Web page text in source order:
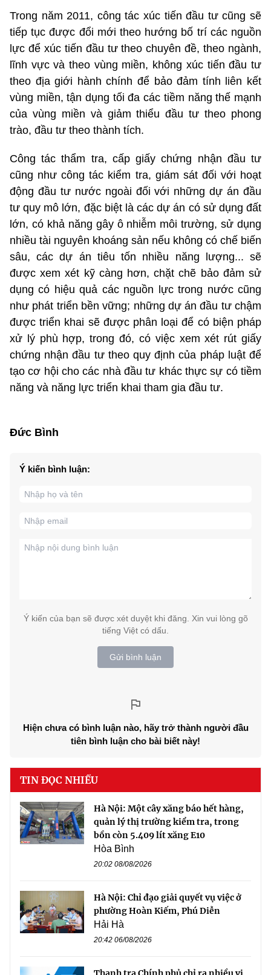
Trong năm 2011, công tác xúc tiến đầu tư cũng sẽ
tiếp tục được đổi mới theo hướng bố trí các nguồn
lực để xúc tiến đầu tư theo chuyên đề, theo ngành,
lĩnh vực và theo vùng miền, không xúc tiến đầu tư
theo địa giới hành chính để bảo đảm tính liên kết
vùng miền, tận dụng tối đa các tiềm năng thế mạnh
của vùng miền và giảm thiểu đầu tư theo phong
trào, đầu tư theo thành tích.
Công tác thẩm tra, cấp giấy chứng nhận đầu tư
cũng như công tác kiểm tra, giám sát đối với hoạt
động đầu tư nước ngoài đối với những dự án đầu
tư quy mô lớn, đặc biệt là các dự án có sử dụng đất
lớn, có khả năng gây ô nhiễm môi trường, sử dụng
nhiều tài nguyên khoáng sản nếu không có chế biến
sâu, các dự án tiêu tốn nhiều năng lượng... sẽ
được xem xét kỹ càng hơn, chặt chẽ bảo đảm sử
dụng có hiệu quả các nguồn lực trong nước cũng
như phát triển bền vững; những dự án đầu tư chậm
được triển khai sẽ được phân loại để có biện pháp
xử lý phù hợp, trong đó, có việc xem xét rút giấy
chứng nhận đầu tư theo quy định của pháp luật để
tạo cơ hội cho các nhà đầu tư khác thực sự có tiềm
năng và năng lực triển khai tham gia đầu tư.
Đức Bình
Ý kiến bình luận:
Ý kiến của bạn sẽ được xét duyệt khi đăng. Xin vui lòng gõ
tiếng Việt có dấu.
Gửi bình luận
Hiện chưa có bình luận nào, hãy trở thành người đầu
tiên bình luận cho bài biết này!
TIN ĐỌC NHIỀU
Hà Nội: Một cây xăng báo hết hàng,
quản lý thị trường kiểm tra, trong
bồn còn 5.409 lít xăng E10
Hòa Bình
20:02 08/08/2026
Hà Nội: Chỉ đạo giải quyết vụ việc ở
phường Hoàn Kiếm, Phú Diễn
Hải Hà
20:42 06/08/2026